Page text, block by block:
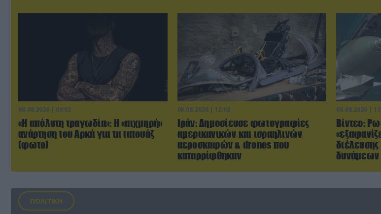
08.08.2026 | 09:02
«Η απόλυτη τραγωδία»: Η «αιχμηρή»
ανάρτηση του Αρκά για τα τατουάζ
(φωτο)
08.08.2026 | 12:02
Ιράν: Δημοσίευσε φωτογραφίες
αμερικανικών και ισραηλινών
αεροσκαφών & drones που
καταρρίφθηκαν
08.08.2026 |
Βίντεο:
δυνάμεων
ΠΟΛΙΤΙΚΗ